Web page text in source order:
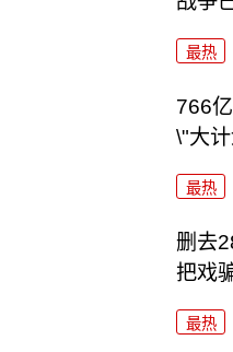
最热
766
\"大
最热
删去
把戏
最热